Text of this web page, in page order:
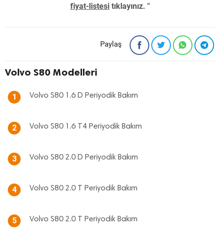
fiyat-listesi tıklayınız. "
Paylaş
Volvo S80 Modelleri
1 Volvo S80 1.6 D Periyodik Bakım
2 Volvo S80 1.6 T4 Periyodik Bakım
3 Volvo S80 2.0 D Periyodik Bakım
4 Volvo S80 2.0 T Periyodik Bakım
5 Volvo S80 2.0 T Periyodik Bakım